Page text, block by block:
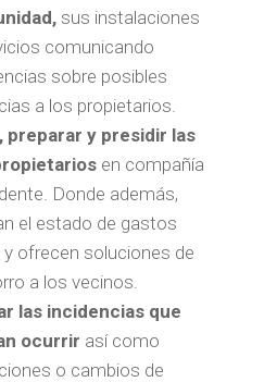
sus instalaciones
comunicando
sobre posibles
a los propietarios.
preparar y presidir las
en compañía
Donde además,
el estado de gastos
y ofrecen soluciones de
a los vecinos.
las incidencias que
ocurrir así como
o cambios de